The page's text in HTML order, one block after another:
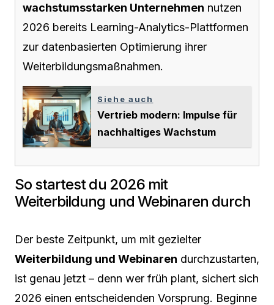
wachstumsstarken Unternehmen nutzen
2026 bereits Learning-Analytics-Plattformen
zur datenbasierten Optimierung ihrer
Weiterbildungsmaßnahmen.
Siehe auch
Vertrieb modern: Impulse für
nachhaltiges Wachstum
So startest du 2026 mit
Weiterbildung und Webinaren durch
Der beste Zeitpunkt, um mit gezielter
Weiterbildung und Webinaren durchzustarten,
ist genau jetzt – denn wer früh plant, sichert sich
2026 einen entscheidenden Vorsprung. Beginne